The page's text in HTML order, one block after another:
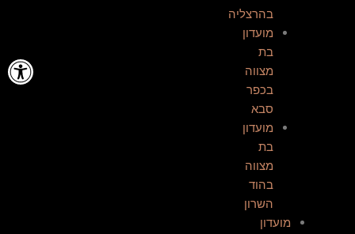
בהרצליה
מועדון
בת
מצווה
בכפר
סבא
מועדון
בת
מצווה
בהוד
השרון
מועדון
פתח